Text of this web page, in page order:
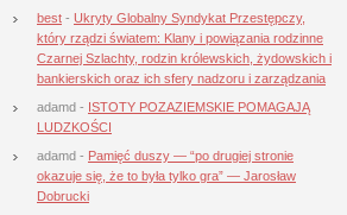
best - Ukryty Globalny Syndykat Przestępczy,
który rządzi światem: Klany i powiązania rodzinne
Czarnej Szlachty, rodzin królewskich, żydowskich i
bankierskich oraz ich sfery nadzoru i zarządzania
adamd - ISTOTY POZAZIEMSKIE POMAGAJĄ
LUDZKOŚCI
adamd - Pamięć duszy — “po drugiej stronie
okazuje się, że to była tylko gra” — Jarosław
Dobrucki